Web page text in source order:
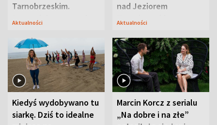
Tarnobrzeskim.
Przyrodnicy zwracają
Aktualności
nad Jeziorem
Tarnobrzeskim
Aktualności
Kiedyś wydobywano tu
siarkę. Dziś to idealne
Marcin Korcz z serialu
„Na dobre i na złe”